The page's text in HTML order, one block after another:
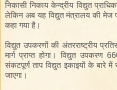
निकासी निकाय केन्द्रीय विद्युत
लेकिन अब यह विद्युत मंत्रालय की मेज
कहा गया है।
विद्युत उपकरणों की अंतरराष्ट्रीय
मार्ग प्राप्त होगा। विद्युत उपकरण
संकटपूर्ण ताप विद्युत इकाइयों के बारे
जाएगा।